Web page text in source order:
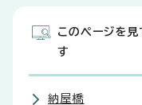
このページを
す
納屋橋